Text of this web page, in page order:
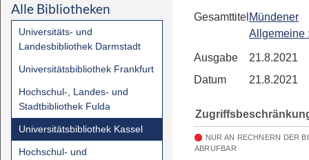
Alle Bibliotheken
Universitäts- und
Landesbibliothek Darmstadt
Universitätsbibliothek Frankfurt
Hochschul-, Landes- und
Stadtbibliothek Fulda
Universitätsbibliothek Kassel
Hochschul- und
Gesamttitel Mündener
Allgemeine
Ausgabe
21.8.2021
Datum
21.8.2021
NUR AN RECHNERN DER
ABRUFBAR